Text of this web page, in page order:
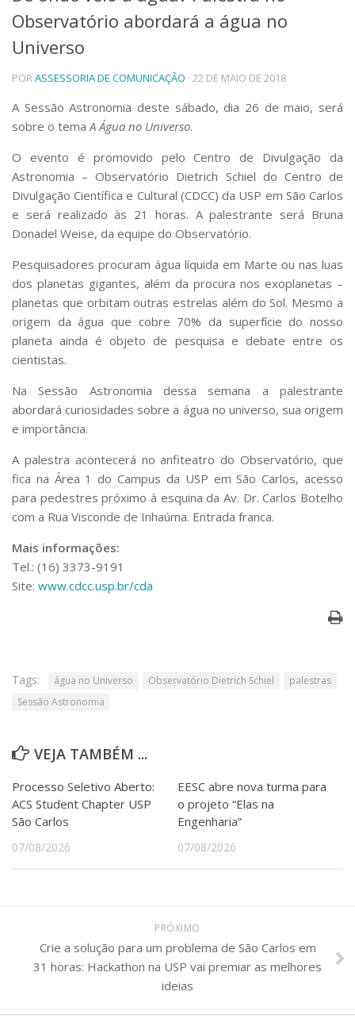
Telefones e Mapas
Pessoas
Ensino
Graduação
Educação a distância
Cursos de Extensão
Pesquisa e Inovação
Linhas de Pesquisa
Centros, Núcleos e Projetos em Rede
Pós-doutorado
Iniciação Científica
Transferência de Tecnologia
Empresas Juniores
Extensão à Comunidade
Projetos, Programas e Cursos
Artes, Cultura e Esportes
Museus e Espaços Interativos
Serviços
Bibliotecas
Apoio ao Estudante
Segurança, Trânsito e Prevenção
RH, Administrativo e Financeiro
Outros serviços
Comunicação
Assessorias e Mídias
Aplicativos e Sites
Agenda de Eventos
Defesa de Teses
Observatório abordará a água no
Universo
PORASSESSORIA DE COMUNICAÇÃO · 22 DE MAIO DE 2018
A Sessão Astronomia deste sábado, dia 26 de maio, será
sobre o tema A Água no Universo.
O evento é promovido pelo Centro de Divulgação da
Astronomia – Observatório Dietrich Schiel do Centro de
Divulgação Científica e Cultural (CDCC) da USP em São Carlos
e será realizado às 21 horas. A palestrante será Bruna
Donadel Weise, da equipe do Observatório.
Pesquisadores procuram água líquida em Marte ou nas luas
dos planetas gigantes, além da procura nos exoplanetas –
planetas que orbitam outras estrelas além do Sol. Mesmo a
origem da água que cobre 70% da superfície do nosso
planeta ainda é objeto de pesquisa e debate entre os
cientistas.
Na Sessão Astronomia dessa semana a palestrante
abordará curiosidades sobre a água no universo, sua origem
e importância.
A palestra acontecerá no anfiteatro do Observatório, que
fica na Área 1 do Campus da USP em São Carlos, acesso
para pedestres próximo à esquina da Av. Dr. Carlos Botelho
com a Rua Visconde de Inhaúma. Entrada franca.
Mais informações:
Tel.: (16) 3373-9191
Site: www.cdcc.usp.br/cda
Tags: água no Universo Observatório Dietrich Schiel
palestras
Sessão Astronomia
VEJA TAMBÉM ...
Processo Seletivo Aberto:
ACS Student Chapter USP
São Carlos
07/08/2026
EESC abre nova turma para
o projeto “Elas na
Engenharia”
07/08/2026
PRÓXIMO
Crie a solução para um problema de São Carlos em
31 horas: Hackathon na USP vai premiar as melhores
ideias